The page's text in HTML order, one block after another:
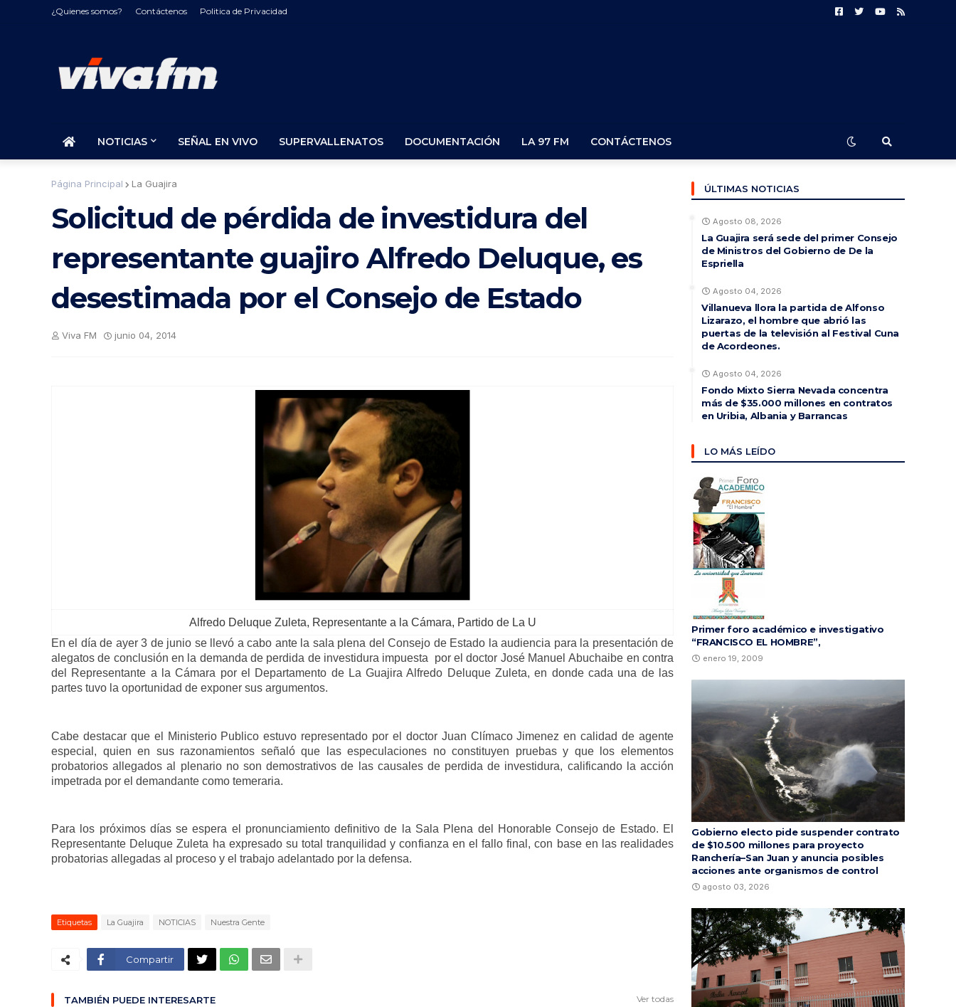
¿Quienes somos? Contáctenos Politica de Privacidad
NOTICIAS SEÑAL EN VIVO SUPERVALLENATOS DOCUMENTACIÓN LA 97 FM CONTÁCTENOS
Página Principal La Guajira
Solicitud de pérdida de investidura del
representante guajiro Alfredo Deluque, es
desestimada por el Consejo de Estado
Viva FM junio 04, 2014
Alfredo Deluque Zuleta, Representante a la Cámara, Partido de La U
En el día de ayer 3 de junio se llevó a cabo ante la sala plena del Consejo de Estado la audiencia para la presentación de
alegatos de conclusión en la demanda de perdida de investidura impuesta por el doctor José Manuel Abuchaibe en contra
del Representante a la Cámara por el Departamento de La Guajira Alfredo Deluque Zuleta, en donde cada una de las
partes tuvo la oportunidad de exponer sus argumentos.
Cabe destacar que el Ministerio Publico estuvo representado por el doctor Juan Cl ímaco Jimenez encalidad de agente
especial, quien en sus razonamientos seña ló que las especulaciones no constituyen pruebas y que los elementos
probatorios allegados al plenario no son demostrativos de las causales de perdida de investidura, calificando la acción
impetrada por el demandante como temeraria.
Para los próximos días se espera el pronunciamiento definitivo de la Sala Plena del Honorable Consejo de Estado. El
Representante Deluque Zuleta ha expresado su total tranquilidad y confianza en el fallo final, con base en las realidades
probatorias allegadas al proceso y el trabajo adelantado por la defensa.
Etiquetas La Guajira NOTICIAS Nuestra Gente
Compartir
TAMBIÉN PUEDE INTERESARTE Ver todas
ÚLTIMAS NOTICIAS
Agosto 08, 2026
La Guajira será sede del primer Consejo
de Ministros del Gobierno de De la
Espriella
Agosto 04, 2026
Villanueva llora la partida de Alfonso
Lizarazo, el hombre que abrió las
puertas de la televisión al Festival Cuna
de Acordeones.
Agosto 04, 2026
Fondo Mixto Sierra Nevada concentra
más de $35.000 millones en contratos
en Uribia, Albania y Barrancas
LO MÁS LEÍDO
Primer foro académico e investigativo
“FRANCISCO EL HOMBRE”,
enero 19, 2009
Gobierno electo pide suspender contrato
de $10.500 millones para proyecto
Ranchería–San Juan y anuncia posibles
acciones ante organismos de control
agosto 03, 2026